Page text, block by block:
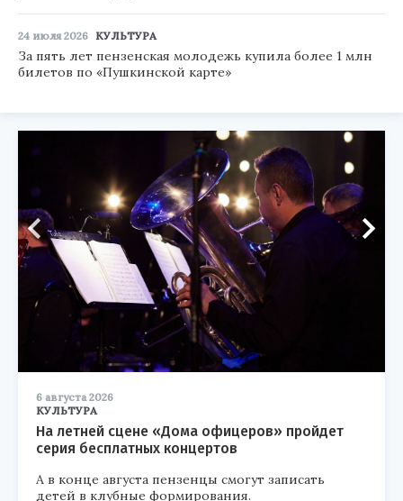
24 июля 2026 КУЛЬТУРА
За пять лет пензенская молодежь купила более 1 млн
билетов по «Пушкинской карте»
6 августа 2026
КУЛЬТУРА
На летней сцене «Дома офицеров» пройдет
серия бесплатных концертов
А в конце августа пензенцы смогут записать
детей в клубные формирования.